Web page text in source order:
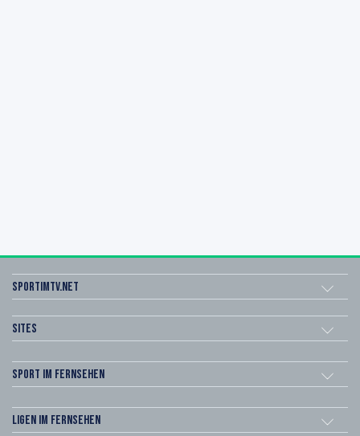
sportimtv.net
Sites
Sport im Fernsehen
Ligen im Fernsehen